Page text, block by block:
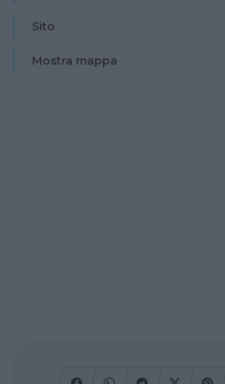
Sito
Mostra mappa